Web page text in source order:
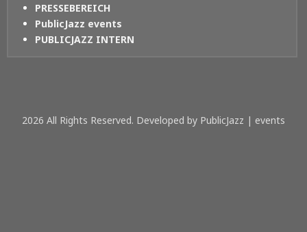
PRESSEBEREICH
PublicJazz events
PUBLICJAZZ INTERN
2026 All Rights Reserved. Developed by PublicJazz | events